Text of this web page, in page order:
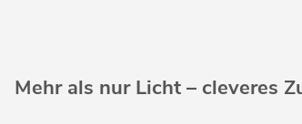
Mehr als nur Licht – cleveres